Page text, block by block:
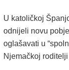
U katoličkoj
odnijeli novu
oglašavati u
Njemačkoj